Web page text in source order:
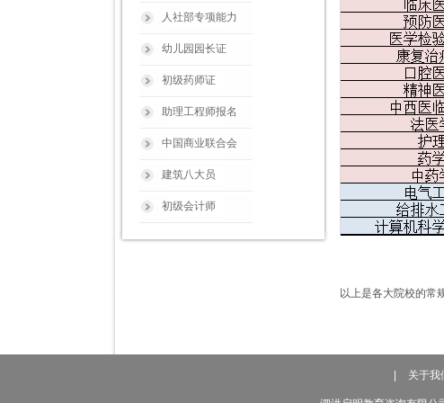
人社部专项能力
幼儿园园长证
初级药师证
助理工程师报名
中国商业联合会
建筑八大员
初级会计师
以上是各大院校的常
关于我